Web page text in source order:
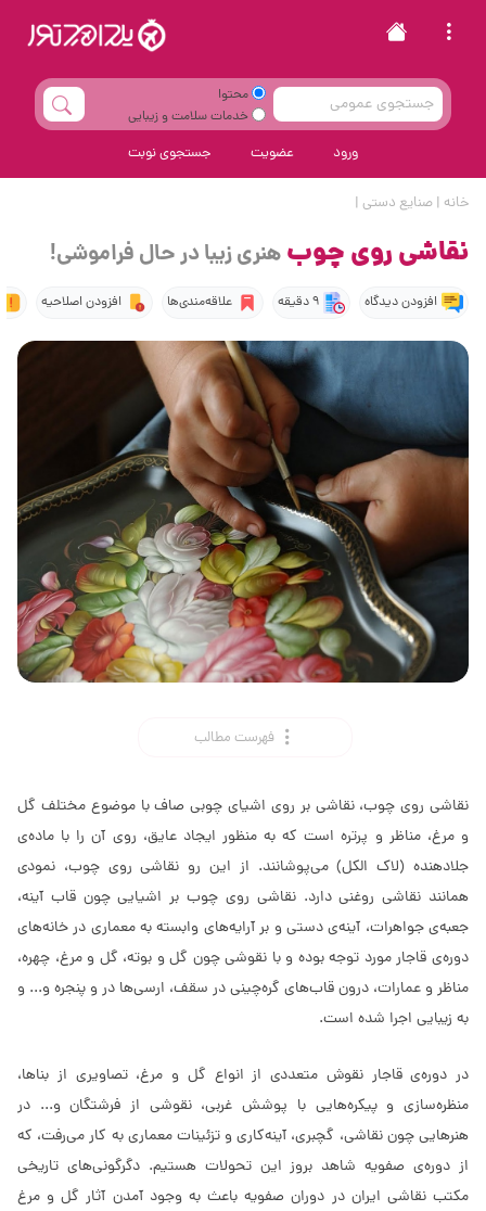
محتوا
خدمات سلامت و زیبایی
ورود عضویت جستجوی نوبت
خانه |صنایع دستی |
نقاشی روی چوبهنری زیبا در حال فراموشی!
افزودن دیدگاه 9 دقیقه علاقه‌مندی‌ها افزودن اصلاحیه
فهرست مطالب
نقاشی روی چوب، نقاشی بر روی اشیای چوبی صاف با موضوع مختلف گل
و مرغ، مناظر و پرتره است که به منظور ایجاد عایق، روی آن را با ماده‌ی
جلادهنده (لاک الکل) می‌پوشانند. از این رو نقاشی روی چوب، نمودی
همانند نقاشی روغنی دارد. نقاشی روی چوب بر اشیایی چون قاب آینه،
جعبه‌ی جواهرات، آینه‌ی دستی و بر آرایه‌های وابسته به معماری در خانه‌های
دوره‌ی قاجار مورد توجه بوده و با نقوشی چون گل و بوته، گل و مرغ، چهره‌،
مناظر و عمارات، درون قاب‌های گره‌چینی در سقف، ارسی‌ها در و پنجره و... و
به زیبایی اجرا شده است.
در دوره‌ی قاجار نقوش متعددی از انواع گل و مرغ، تصاویری از بناها،
منظره‌سازی و پیکره‌هایی با پوشش غربی، نقوشی از فرشتگان و... در
هنرهایی چون نقاشی، گچبری، آینه‌کاری و تزئینات معماری به کار می‌رفت، که
از دوره‌ی صفویه شاهد بروز این تحولات هستیم. دگرگونی‌های تاریخی
مکتب نقاشی ایران در دوران صفویه باعث به وجود آمدن آثار گل و مرغ